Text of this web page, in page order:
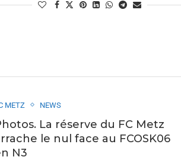
METZ NEWS
La réserve du FC Metz
le nul face au FCOSK06
N3